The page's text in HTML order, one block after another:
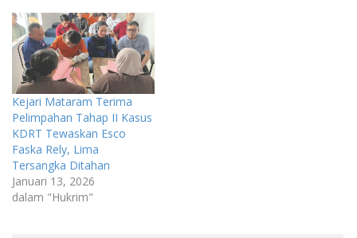
Kejari Mataram Terima
Pelimpahan Tahap II Kasus
KDRT Tewaskan Esco
Faska Rely, Lima
Tersangka Ditahan
Januari 13, 2026
dalam "Hukrim"